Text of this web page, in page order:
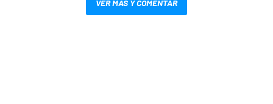
VER MÁS Y COMENTAR